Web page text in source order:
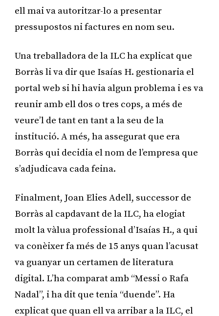
ell mai va autoritzar-lo a presentar
pressupostos ni factures en nom seu.
Una treballadora de la ILC ha explicat que
Borràs li va dir que Isaías H. gestionaria el
portal web si hi havia algun problema i es va
reunir amb ell dos o tres cops, a més de
veure’l de tant en tant a la seu de la
institució. A més, ha assegurat que era
Borràs qui decidia el nom de l’empresa que
s’adjudicava cada feina.
Finalment, Joan Elies Adell, successor de
Borràs al capdavant de la ILC, ha elogiat
molt la vàlua professional d’Isaías H., a qui
va conèixer fa més de 15 anys quan l’acusat
va guanyar un certamen de literatura
digital. L’ha comparat amb “Messi o Rafa
Nadal”, i ha dit que tenia “duende”. Ha
explicat que quan ell va arribar a la ILC, el